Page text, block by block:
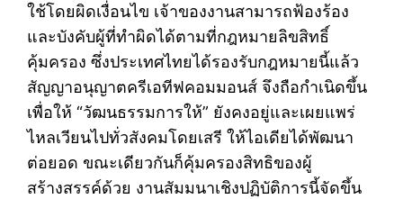
ใช้โดยผิดเงื่อนไข เจ้าของงานสามารถฟ้องร้อง
และบังคับผู้ที่ทำผิดได้ตามที่กฎหมายลิขสิทธิ์
คุ้มครอง ซึ่งประเทศไทยได้รองรับกฎหมายนี้แล้ว
สัญญาอนุญาตครีเอทีฟคอมมอนส์ จึงถือกำเนิดขึ้น
เพื่อให้ “วัฒนธรรมการให้” ยังคงอยู่และเผยแพร่
ไหลเวียนไปทั่วสังคมโดยเสรี ให้ไอเดียได้พัฒนา
ต่อยอด ขณะเดียวกันก็คุ้มครองสิทธิของผู้
สร้างสรรค์ด้วย งานสัมมนาเชิงปฏิบัติการนี้จัดขึ้น